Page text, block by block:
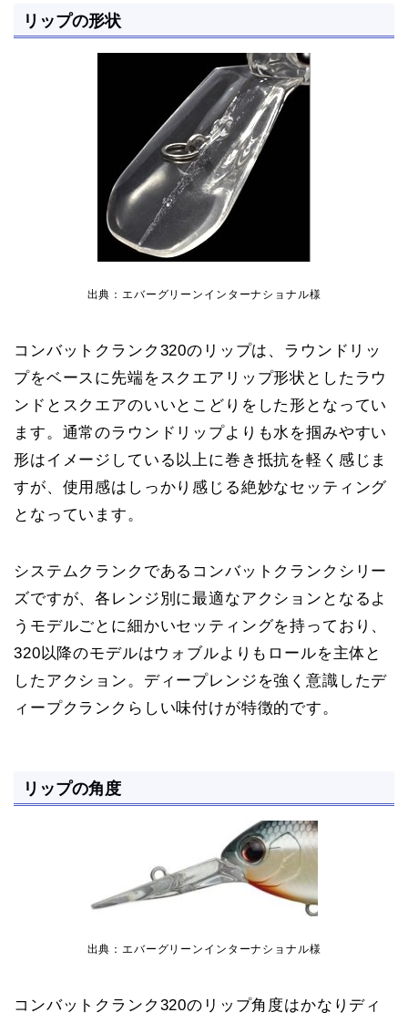
リップの形状
出典：エバーグリーンインターナショナル様
コンバットクランク320のリップは、ラウンドリッ
プをベースに先端をスクエアリップ形状としたラウ
ンドとスクエアのいいとこどりをした形となってい
ます。通常のラウンドリップよりも水を掴みやすい
形はイメージしている以上に巻き抵抗を軽く感じま
すが、使用感はしっかり感じる絶妙なセッティング
となっています。
システムクランクであるコンバットクランクシリー
ズですが、各レンジ別に最適なアクションとなるよ
うモデルごとに細かいセッティングを持っており、
320以降のモデルはウォブルよりもロールを主体と
したアクション。ディープレンジを強く意識したデ
ィープクランクらしい味付けが特徴的です。
リップの角度
出典：エバーグリーンインターナショナル様
コンバットクランク320のリップ角度はかなりディ